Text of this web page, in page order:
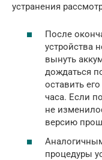
устранения
После
устройства
вынуть
дождаться
оставить
часа. Если
не
версию
процедуры